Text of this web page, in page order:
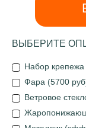
ВЫБЕРИТЕ
Набор
Фара (5700
Ветровое